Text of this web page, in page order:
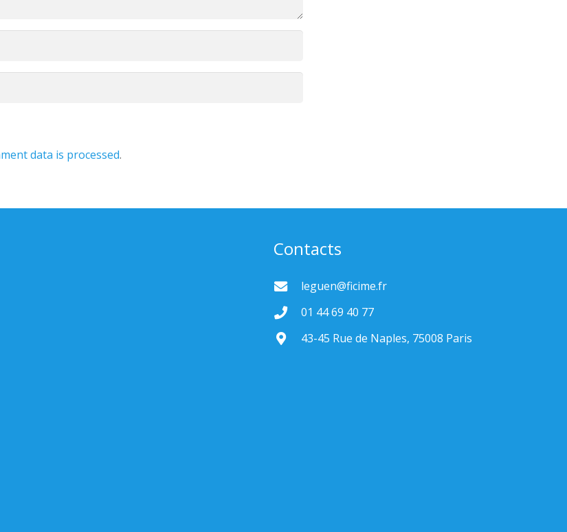
data is processed.
Contacts
leguen@ficime.fr
01 44 69 40 77
43-45 Rue de Naples, 75008 Paris